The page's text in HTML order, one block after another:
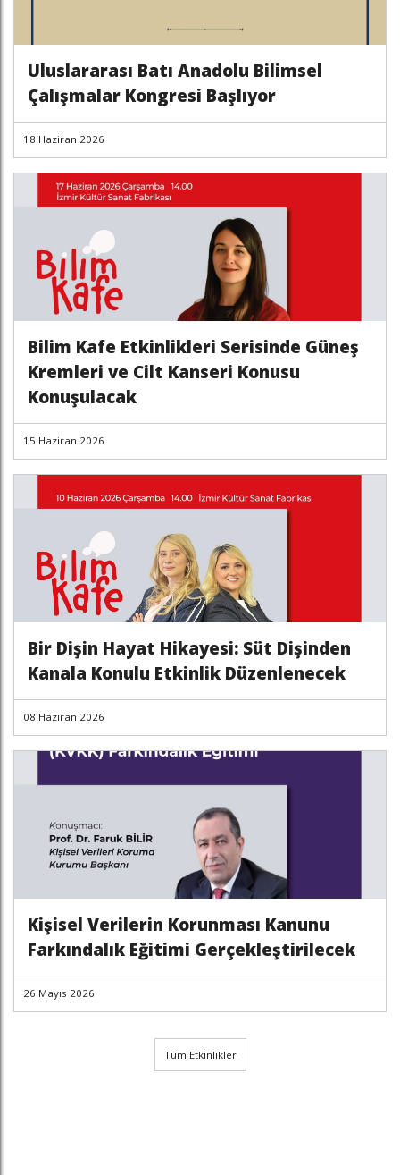
Uluslararası Batı Anadolu Bilimsel
Çalışmalar Kongresi Başlıyor
18 Haziran 2026
Bilim Kafe Etkinlikleri Serisinde Güneş
Kremleri ve Cilt Kanseri Konusu
Konuşulacak
15 Haziran 2026
Bir Dişin Hayat Hikayesi: Süt Dişinden
Kanala Konulu Etkinlik Düzenlenecek
08 Haziran 2026
Kişisel Verilerin Korunması Kanunu
Farkındalık Eğitimi Gerçekleştirilecek
26 Mayıs 2026
Tüm Etkinlikler